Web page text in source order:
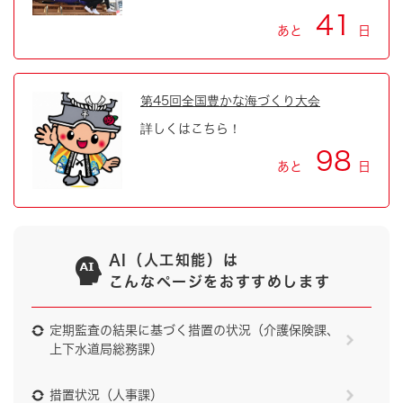
あと 41 日
第45回全国豊かな海づくり大会
詳しくはこちら！
あと 98 日
AI（人工知能）は
こんなページをおすすめします
定期監査の結果に基づく措置の状況（介護保険課、
上下水道局総務課）
措置状況（人事課）